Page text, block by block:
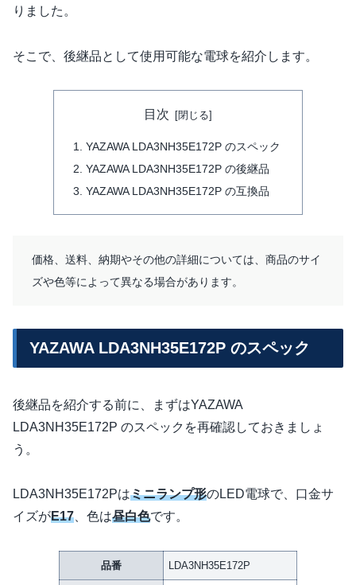
りました。
そこで、後継品として使用可能な電球を紹介します。
目次
YAZAWA LDA3NH35E172P のスペック
YAZAWA LDA3NH35E172P の後継品
YAZAWA LDA3NH35E172P の互換品
価格、送料、納期やその他の詳細については、商品のサイ
ズや色等によって異なる場合があります。
YAZAWA LDA3NH35E172P のスペック
後継品を紹介する前に、まずはYAZAWA
LDA3NH35E172P のスペックを再確認しておきましょ
う。
LDA3NH35E172Pはミニランプ形のLED電球で、口金サ
イズがE17 、色は昼白色です。
品番 LDA3NH35E172P